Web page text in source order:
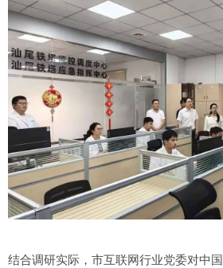
结合调研实际，市互联网行业党委对中